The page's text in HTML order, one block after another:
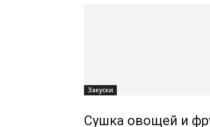
Закуски
Сушка овощей и